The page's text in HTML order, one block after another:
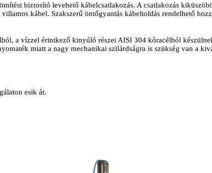
biztosító levehető kábelcsatlakozás. A csatlakozás
kábel. Szakszerű öntőgyantás kábeltoldás rendelhető
a vízzel érintkező kinyúló részei AISI 304 kóracélból
miatt a nagy mechanikai szilárdságra is szükség van a
esik át.